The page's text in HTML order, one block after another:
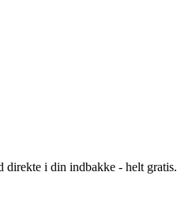
direkte i din indbakke - helt gratis.